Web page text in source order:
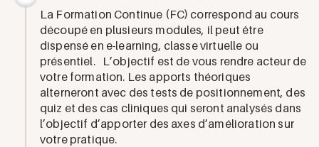
La Formation Continue (FC) correspond au cours
découpé en plusieurs modules, il peut être
dispensé en e-learning, classe virtuelle ou
présentiel. L’objectif est de vous rendre acteur de
votre formation. Les apports théoriques
alterneront avec des tests de positionnement, des
quiz et des cas cliniques qui seront analysés dans
l’objectif d’apporter des axes d’amélioration sur
votre pratique.